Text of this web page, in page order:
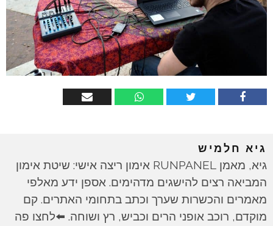
גיא חלמיש
גיא, מאמן RUNPANEL אימון ריצה אישי: שיטת אימון
המביאה רצים להישגים מדהימים. אספן ידע מאלפי
מאמרים והכשרות שערך וכתב בתחומי האתרים. קם
מוקדם, רוכב אופני הרים וכביש, רץ ושוחה. ⬅️לחצו פה